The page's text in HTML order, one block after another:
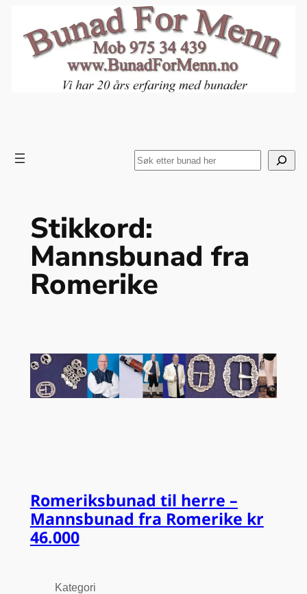
innhold
Search
Stikkord:
Mannsbunad fra
Romerike
Romeriksbunad til herre –
Mannsbunad fra Romerike kr
46.000
Kategori